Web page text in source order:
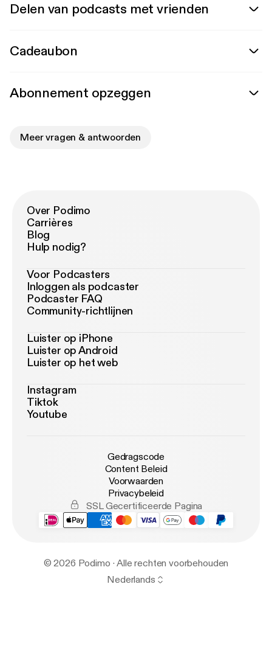
Delen van podcasts met vrienden
Cadeaubon
Abonnement opzeggen
Meer vragen & antwoorden
Over Podimo
Carrières
Blog
Hulp nodig?
Voor Podcasters
Inloggen als podcaster
Podcaster FAQ
Community-richtlijnen
Luister op iPhone
Luister op Android
Luister op het web
Instagram
Tiktok
Youtube
Gedragscode
Content Beleid
Voorwaarden
Privacybeleid
SSL Gecertificeerde Pagina
© 2026 Podimo · Alle rechten voorbehouden
Nederlands